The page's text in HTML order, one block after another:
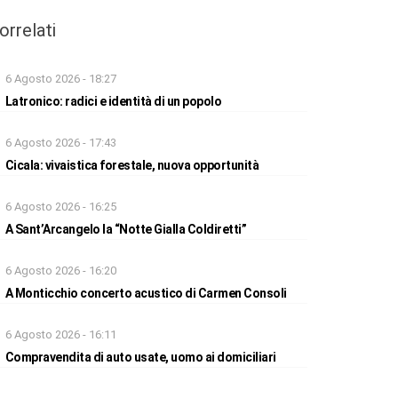
6 Agosto 2026 - 18:27
Latronico: radici e identità di un popolo
6 Agosto 2026 - 17:43
Cicala: vivaistica forestale, nuova opportunità
6 Agosto 2026 - 16:25
A Sant’Arcangelo la “Notte Gialla Coldiretti”
6 Agosto 2026 - 16:20
A Monticchio concerto acustico di Carmen Consoli
6 Agosto 2026 - 16:11
Compravendita di auto usate, uomo ai domiciliari